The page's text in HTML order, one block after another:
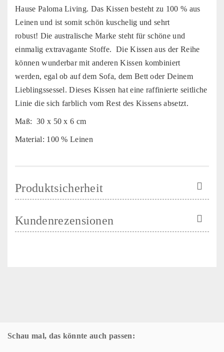
Hause Paloma Living. Das Kissen besteht zu 100 % aus
Leinen und ist somit schön kuschelig und sehrt
robust! Die australische Marke steht für schöne und
einmalig extravagante Stoffe. Die Kissen aus der Reihe
können wunderbar mit anderen Kissen kombiniert
werden, egal ob auf dem Sofa, dem Bett oder Deinem
Lieblingssessel. Dieses Kissen hat eine raffinierte seitliche
Linie die sich farblich vom Rest des Kissens absetzt.
Maß: 30 x 50 x 6 cm
Material: 100 % Leinen
Produktsicherheit
Kundenrezensionen
Schau mal, das könnte auch passen: